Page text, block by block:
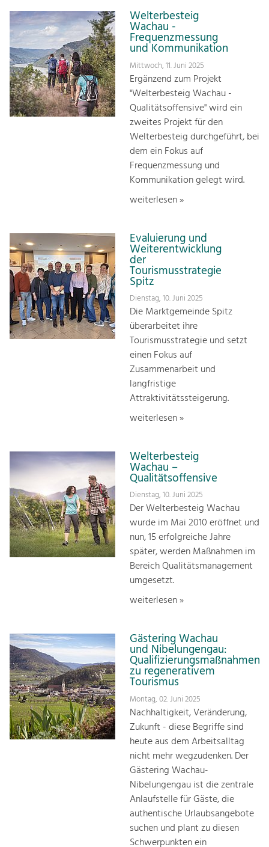
Wirtschaft
Steigerung regionaler WertschöpfungWelterbesteig
Wachau -
Frequenzmessung
und Kommunikation
Mittwoch, 11. Juni 2025
Ergänzend zum Projekt
"Welterbesteig Wachau -
Qualitätsoffensive" wird ein
zweites Projekt für den
Welterbesteig durchgeführt, bei
dem ein Fokus auf
Frequenzmessung und
Kommunikation gelegt wird.
weiterlesen »
Evaluierung und
Weiterentwicklung
der
Tourismusstrategie
Spitz
Dienstag, 10. Juni 2025
Die Marktgemeinde Spitz
überarbeitet ihre
Tourismusstrategie und setzt
einen Fokus auf
Zusammenarbeit und
langfristige
Attraktivitätssteigerung.
weiterlesen »
Welterbesteig
Wachau –
Qualitätsoffensive
Dienstag, 10. Juni 2025
Der Welterbesteig Wachau
wurde im Mai 2010 eröffnet und
nun, 15 erfolgreiche Jahre
später, werden Maßnahmen im
Bereich Qualitätsmanagement
umgesetzt.
weiterlesen »
Gästering Wachau
und Nibelungengau:
Qualifizierungsmaßnahmen
zu regenerativem
Tourismus
Montag, 02. Juni 2025
Nachhaltigkeit, Veränderung,
Zukunft - diese Begriffe sind
heute aus dem Arbeitsalltag
nicht mehr wegzudenken. Der
Gästering Wachau-
Nibelungengau ist die zentrale
Anlaufstelle für Gäste, die
authentische Urlaubsangebote
suchen und plant zu diesen
Schwerpunkten ein